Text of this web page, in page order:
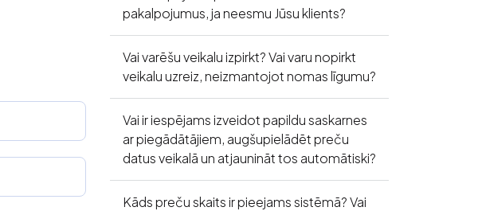
pakalpojumus, ja neesmu Jūsu klients?
Vai varēšu veikalu izpirkt? Vai varu nopirkt
veikalu uzreiz, neizmantojot nomas līgumu?
Vai ir iespējams izveidot papildu saskarnes
ar piegādātājiem, augšupielādēt preču
datus veikalā un atjaunināt tos automātiski?
Kāds preču skaits ir pieejams sistēmā? Vai